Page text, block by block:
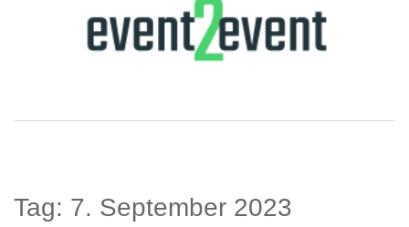
Tag: 7. September 2023